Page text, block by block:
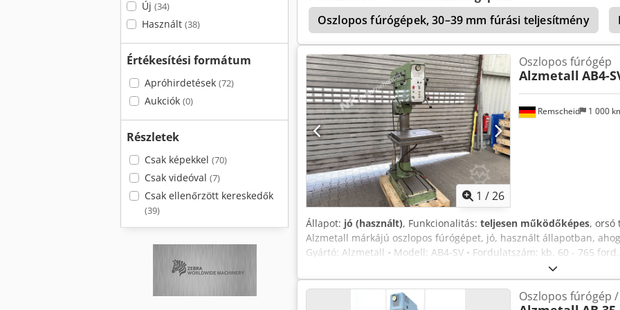
Új (34)
Használt (38)
Értékesítési formátum
Apróhirdetések (72)
Aukciók (0)
Részletek
Csak képekkel (70)
Csak videóval (7)
Csak ellenőrzött kereskedők
(39)
munkalap kézi forgattyúval - Hűtőfolyadék-ellátó rendszer
Munkalámpa Méretek: H x Sz x M 1 x 0,8 x 2,1 méter / Súly kb.
fenntartva.
Oszlopos fúrógépek, 30–39 mm fúrási teljesítmény
Alzmetall Ax 3/S Alzmetall Ab 40/Sv
1 /26
Remscheid 1 000
Oszlopos fúrógép
Alzmetall AB4-
Állapot: jó (használt), Funkcionalitás: teljesen működőképes, orsó
Alzmetall márkájú oszlopos fúrógépet, jó, használt állapotban,
Gyártó: Alzmetall • Modell: AB4-SV • Fordulatszám: kb. 60 - 765
Előtolási sebességek: 0,15 / 0,2 / 0,3 / 0,36 mm/ford. • Asztal
szivattyyval Djdjzqnuuepfx Ad Neck • Csatlakozás: 16A CEE
gép bármikor megtekinthető és tesztelhető! Szállítási költség: kb.
Oszlopos fúrógép /